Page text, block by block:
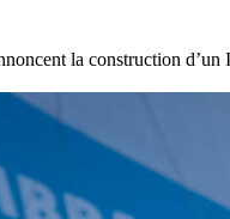
la construction